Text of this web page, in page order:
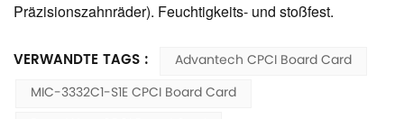
Präzisionszahnräder). Feuchtigkeits- und stoßfest.
VERWANDTE TAGS :
Advantech CPCI Board Card
MIC-3332C1-S1E CPCI Board Card